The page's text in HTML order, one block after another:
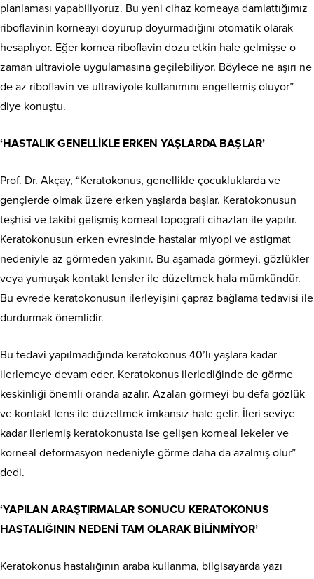
planlaması yapabiliyoruz. Bu yeni cihaz korneaya damlattığımız
riboflavinin korneayı doyurup doyurmadığını otomatik olarak
hesaplıyor. Eğer kornea riboflavin dozu etkin hale gelmişse o
zaman ultraviole uygulamasına geçilebiliyor. Böylece ne aşırı ne
de az riboflavin ve ultraviyole kullanımını engellemiş oluyor”
diye konuştu.
‘HASTALIK GENELLİKLE ERKEN YAŞLARDA BAŞLAR’
Prof. Dr. Akçay, “Keratokonus, genellikle çocukluklarda ve
gençlerde olmak üzere erken yaşlarda başlar. Keratokonusun
teşhisi ve takibi gelişmiş korneal topografi cihazları ile yapılır.
Keratokonusun erken evresinde hastalar miyopi ve astigmat
nedeniyle az görmeden yakınır. Bu aşamada görmeyi, gözlükler
veya yumuşak kontakt lensler ile düzeltmek hala mümkündür.
Bu evrede keratokonusun ilerleyişini çapraz bağlama tedavisi ile
durdurmak önemlidir.
Bu tedavi yapılmadığında keratokonus 40’lı yaşlara kadar
ilerlemeye devam eder. Keratokonus ilerlediğinde de görme
keskinliği önemli oranda azalır. Azalan görmeyi bu defa gözlük
ve kontakt lens ile düzeltmek imkansız hale gelir. İleri seviye
kadar ilerlemiş keratokonusta ise gelişen korneal lekeler ve
korneal deformasyon nedeniyle görme daha da azalmış olur”
dedi.
‘YAPILAN ARAŞTIRMALAR SONUCU KERATOKONUS
HASTALIĞININ NEDENİ TAM OLARAK BİLİNMİYOR’
Keratokonus hastalığının araba kullanma, bilgisayarda yazı